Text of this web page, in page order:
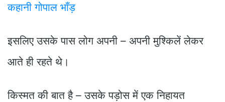
कहानी गोपाल भाँड़
इसलिए उसके पास लोग अपनी – अपनी मुश्किलें लेकर
आते ही रहते थे।
किस्मत की बात है – उसके पड़ोस में एक निहायत